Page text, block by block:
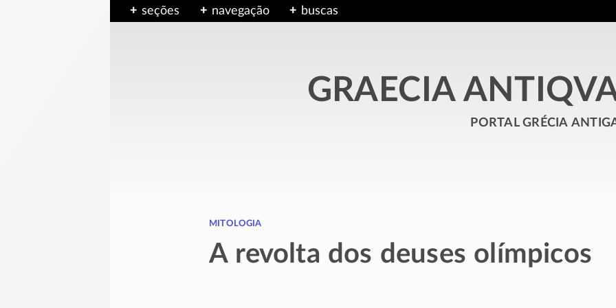
seções navegação buscas
GRAECIA
portal grécia
mitologia
A revolta dos deuses olímpicos